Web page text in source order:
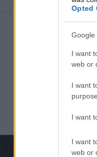
Opted
Google
I want
web or
I want
I want
I want
web or